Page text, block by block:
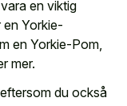
en viktig
Yorkie-
en Yorkie-Pom,
mer.
du också